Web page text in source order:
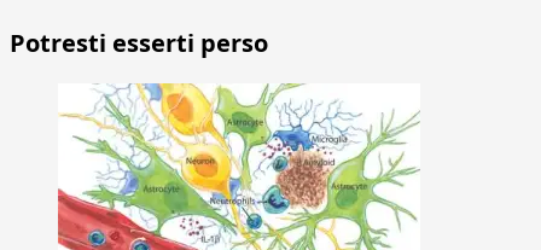
Potresti esserti perso